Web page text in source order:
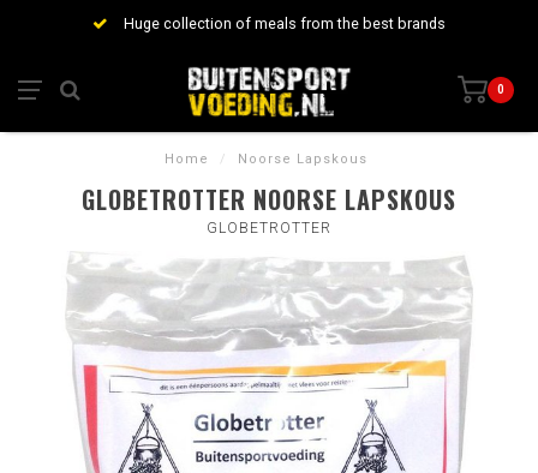
Huge collection of meals from the best brands
0
Home / Noorse Lapskous
GLOBETROTTER NOORSE LAPSKOUS
GLOBETROTTER